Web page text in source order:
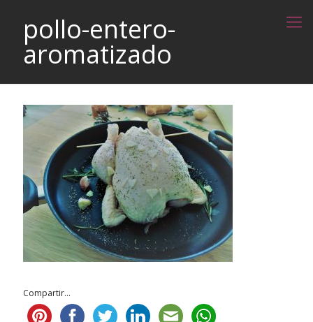
pollo-entero-
aromatizado
Compartir...